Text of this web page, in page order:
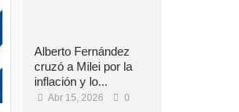
Alberto Fernández
cruzó a Milei por la
inflación y lo...
Abr 15, 2026 0